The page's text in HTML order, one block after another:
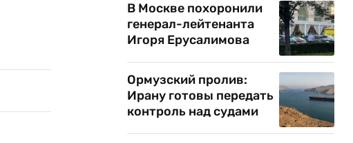
В Москве похоронили
генерал-лейтенанта
Игоря Ерусалимова
Ормузский пролив:
Ирану готовы передать
контроль над судами